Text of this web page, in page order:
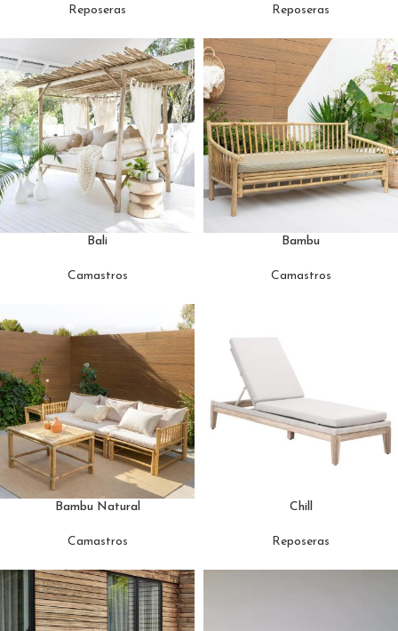
Reposeras Reposeras
Bali
Camastros
Bambu
Camastros
Bambu Natural
Camastros
Chill
Reposeras